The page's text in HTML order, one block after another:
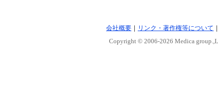
会社概要 ｜ リンク・著作権等について
Copyright © 2006-2026 Medica